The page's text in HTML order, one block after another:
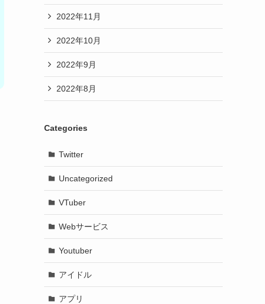
2022年11月
2022年10月
2022年9月
2022年8月
Categories
Twitter
Uncategorized
VTuber
Webサービス
Youtuber
アイドル
アプリ